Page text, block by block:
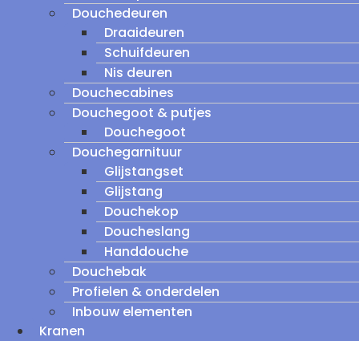
Douchedeuren
Draaideuren
Schuifdeuren
Nis deuren
Douchecabines
Douchegoot & putjes
Douchegoot
Douchegarnituur
Glijstangset
Glijstang
Douchekop
Doucheslang
Handdouche
Douchebak
Profielen & onderdelen
Inbouw elementen
Kranen